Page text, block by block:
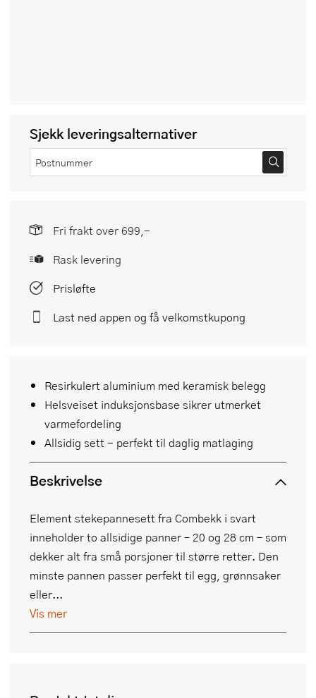
Resirkulert aluminium med keramisk belegg
Helsveiset induksjonsbase sikrer utmerket
varmefordeling
Allsidig sett - perfekt til daglig matlaging
Beskrivelse
Element stekepannesett fra Combekk i svart
inneholder to allsidige panner – 20 og 28 cm – som
dekker alt fra små porsjoner til større retter. Den
minste pannen passer perfekt til egg, grønnsaker
eller...
Vis mer
Sjekk leveringsalternativer
Fri frakt over 699,-
Rask levering
Prisløfte
Last ned appen og få velkomstkupong